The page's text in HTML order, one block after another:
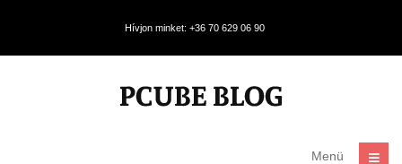
Hívjon minket: +36 70 629 06 90
Menü